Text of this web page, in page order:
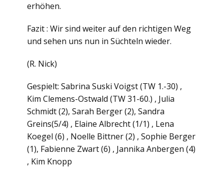
erhöhen.
Fazit : Wir sind weiter auf den richtigen Weg
und sehen uns nun in Süchteln wieder.
(R. Nick)
Gespielt: Sabrina Suski Voigst (TW 1.-30) ,
Kim Clemens-Ostwald (TW 31-60.) , Julia
Schmidt (2), Sarah Berger (2), Sandra
Greins(5/4) , Elaine Albrecht (1/1) , Lena
Koegel (6) , Noelle Bittner (2) , Sophie Berger
(1), Fabienne Zwart (6) , Jannika Anbergen (4)
, Kim Knopp